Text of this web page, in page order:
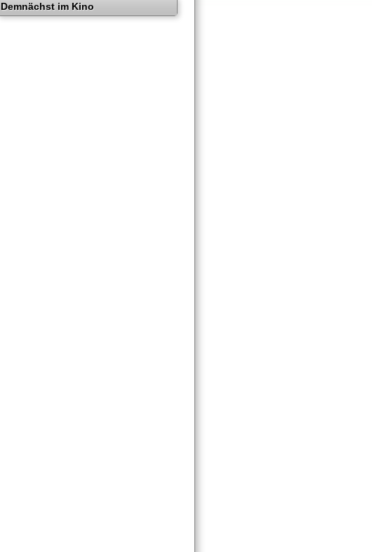
Demnächst im Kino